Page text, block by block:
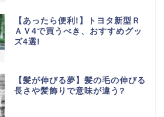
【あったら便利!】トヨタ新型Ｒ
ＡＶ4で買うべき、おすすめグッ
ズ4選!
【髪が伸びる夢】髪の毛の伸びる
長さや髪飾りで意味が違う?